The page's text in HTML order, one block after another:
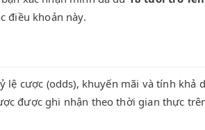
điều khoản này.
lệ cược (odds), khuyến mãi và tính khả
được ghi nhận theo thời gian thực